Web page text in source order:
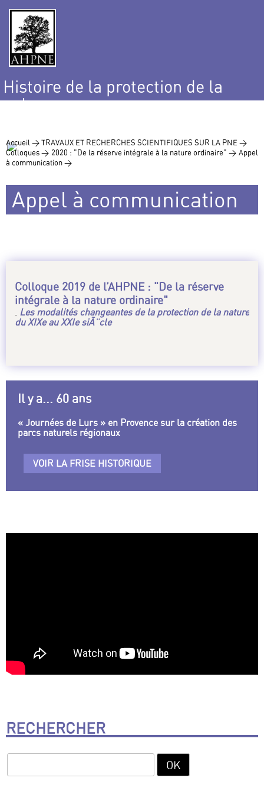
Histoire de la protection de la
nature
Accueil >TRAVAUX ET RECHERCHES SCIENTIFIQUES SUR LA PNE >
Colloques > 2020 : "De la réserve intégrale à la nature ordinaire" > Appel
à communication >
Appel à communication
Colloque 2019 de l’AHPNE : "De la réserve
intégrale à la nature ordinaire"
. Les modalités changeantes de la protection de la nature
du XIXe au XXIe siÃ¨cle
Il y a... 60 ans
« Journées de Lurs » en Provence sur la création des
parcs naturels régionaux
VOIR LA FRISE HISTORIQUE
RECHERCHER